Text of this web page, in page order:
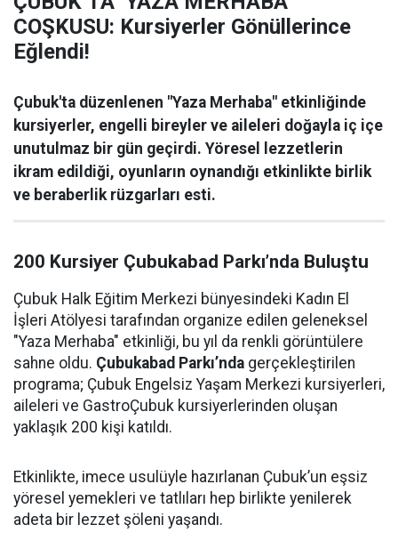
COŞKUSU: Kursiyerler Gönüllerince
Eğlendi!
Çubuk'ta düzenlenen "Yaza Merhaba" etkinliğinde
kursiyerler, engelli bireyler ve aileleri doğayla iç içe
unutulmaz bir gün geçirdi. Yöresel lezzetlerin
ikram edildiği, oyunların oynandığı etkinlikte birlik
ve beraberlik rüzgarları esti.
200 Kursiyer Çubukabad Parkı’nda Buluştu
Çubuk Halk Eğitim Merkezi bünyesindeki Kadın El
İşleri Atölyesi tarafından organize edilen geleneksel
"Yaza Merhaba" etkinliği, bu yıl da renkli görüntülere
sahne oldu. Çubukabad Parkı’nda gerçekleştirilen
programa; Çubuk Engelsiz Yaşam Merkezi kursiyerleri,
aileleri ve GastroÇubuk kursiyerlerinden oluşan
yaklaşık 200 kişi katıldı.
Etkinlikte, imece usulüyle hazırlanan Çubuk’un eşsiz
yöresel yemekleri ve tatlıları hep birlikte yenilerek
adeta bir lezzet şöleni yaşandı.